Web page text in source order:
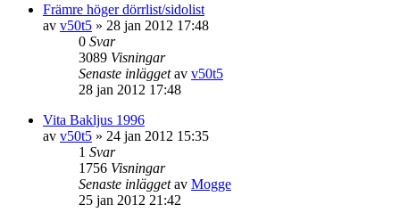
Främre höger dörrlist/sidolist
av v50t5 » 28 jan 2012 17:48
0 Svar
3089 Visningar
Senaste inläggetav v50t5
28 jan 2012 17:48
Vita Bakljus 1996
av v50t5 » 24 jan 2012 15:35
1 Svar
1756 Visningar
Senaste inläggetav Mogge
25 jan 2012 21:42